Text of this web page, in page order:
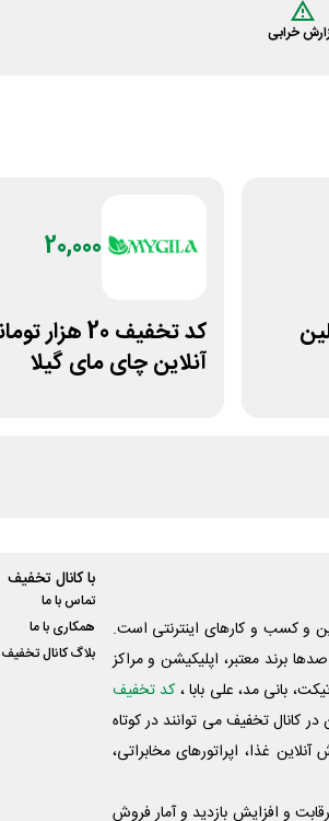
خرابی
20,000
کد تخفیف 20
آنلاین چای مای گیلا
و کسب و‌ کارهای اینترنتی است.
برند معتبر، اپلیکیشن و مراکز
بانی مد، علی‌ بابا ، کد تخفیف
کانال تخفیف می توانند در کوتاه
غذا، اپراتورهای مخابراتی،
و افزایش بازدید و آمار فروش
با کانال تخفیف
تماس با ما
همکاری با ما
بلاگ کانال تخفیف